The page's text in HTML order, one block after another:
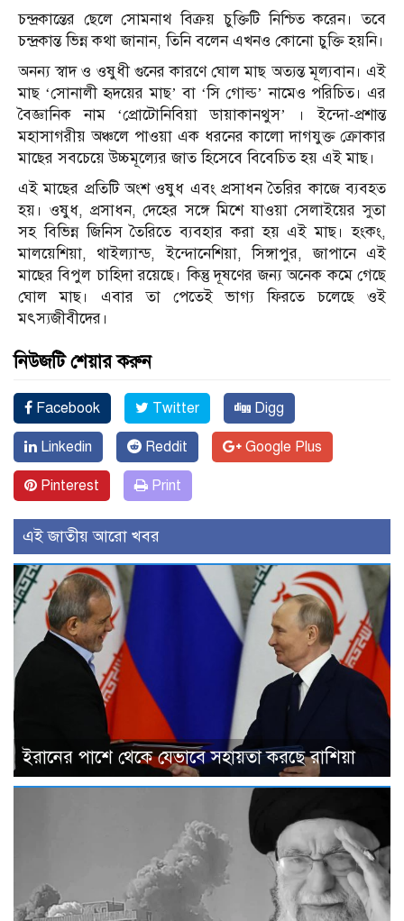
চন্দ্রকান্তের ছেলে সোমনাথ বিক্রয় চুক্তিটি নিশ্চিত করেন। তবে
চন্দ্রকান্ত ভিন্ন কথা জানান, তিনি বলেন এখনও কোনো চুক্তি হয়নি।
অনন্য স্বাদ ও ওষুধী গুনের কারণে ঘোল মাছ অত্যন্ত মূল্যবান। এই
মাছ ‘সোনালী হৃদয়ের মাছ’ বা ‘সি গোল্ড’ নামেও পরিচিত। এর
বৈজ্ঞানিক নাম ‘প্রোটোনিবিয়া ডায়াকানথুস’ । ইন্দো-প্রশান্ত
মহাসাগরীয় অঞ্চলে পাওয়া এক ধরনের কালো দাগযুক্ত ক্রোকার
মাছের সবচেয়ে উচ্চমূল্যের জাত হিসেবে বিবেচিত হয় এই মাছ।
এই মাছের প্রতিটি অংশ ওষুধ এবং প্রসাধন তৈরির কাজে ব্যবহত
হয়। ওষুধ, প্রসাধন, দেহের সঙ্গে মিশে যাওয়া সেলাইয়ের সুতা
সহ বিভিন্ন জিনিস তৈরিতে ব্যবহার করা হয় এই মাছ। হংকং,
মালয়েশিয়া, থাইল্যান্ড, ইন্দোনেশিয়া, সিঙ্গাপুর, জাপানে এই
মাছের বিপুল চাহিদা রয়েছে। কিন্তু দূষণের জন্য অনেক কমে গেছে
ঘোল মাছ। এবার তা পেতেই ভাগ্য ফিরতে চলেছে ওই
মৎস্যজীবীদের।
নিউজটি শেয়ার করুন
Facebook Twitter Digg
Linkedin Reddit Google Plus
Pinterest Print
এই জাতীয় আরো খবর
ইরানের পাশে থেকে যেভাবে সহায়তা করছে রাশিয়া